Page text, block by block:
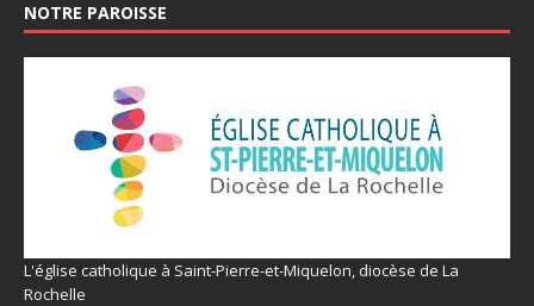
NOTRE PAROISSE
L'église catholique à Saint-Pierre-et-Miquelon, diocèse de La
Rochelle